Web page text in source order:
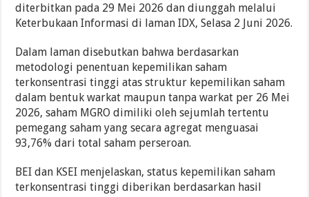
diterbitkan pada 29 Mei 2026 dan diunggah melalui
Keterbukaan Informasi di laman IDX, Selasa 2 Juni 2026.
Dalam laman disebutkan bahwa berdasarkan
metodologi penentuan kepemilikan saham
terkonsentrasi tinggi atas struktur kepemilikan saham
dalam bentuk warkat maupun tanpa warkat per 26 Mei
2026, saham MGRO dimiliki oleh sejumlah tertentu
pemegang saham yang secara agregat menguasai
93,76% dari total saham perseroan.
BEI dan KSEI menjelaskan, status kepemilikan saham
terkonsentrasi tinggi diberikan berdasarkan hasil